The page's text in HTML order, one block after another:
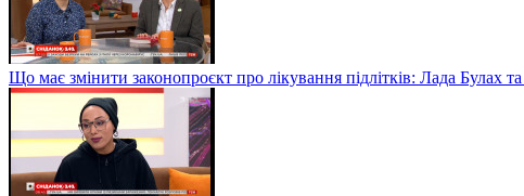
Що має змінити законопроєкт про лікування підлітків: Лада Булах